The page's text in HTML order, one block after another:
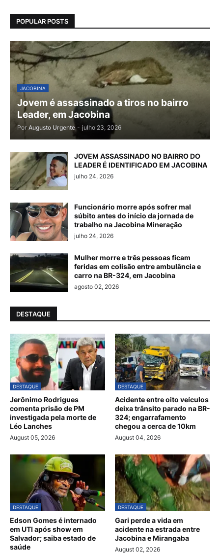
POPULAR POSTS
JACOBINA
Jovem é assassinado a tiros no bairro
Leader, em Jacobina
Por Augusto Urgente - julho 23, 2026
JOVEM ASSASSINADO NO BAIRRO DO
LEADER É IDENTIFICADO EM JACOBINA
julho 24, 2026
Funcionário morre após sofrer mal
súbito antes do início da jornada de
trabalho na Jacobina Mineração
julho 24, 2026
Mulher morre e três pessoas ficam
feridas em colisão entre ambulância e
carro na BR-324, em Jacobina
agosto 02, 2026
DESTAQUE
DESTAQUE
Jerônimo Rodrigues
comenta prisão de PM
investigada pela morte de
Léo Lanches
August 05, 2026
DESTAQUE
Acidente entre oito veículos
deixa trânsito parado na BR-
324; engarrafamento
chegou a cerca de 10km
August 04, 2026
DESTAQUE
Edson Gomes é internado
em UTI após show em
Salvador; saiba estado de
saúde
DESTAQUE
Gari perde a vida em
acidente na estrada entre
Jacobina e Mirangaba
August 02, 2026